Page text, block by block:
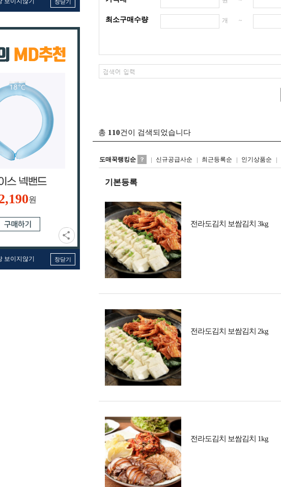
창닫기
원
보이지않기 창닫기
최소구매수량 개 ~
총 110건이 검색되었습니다
도매꾹랭킹순 신규공급사순 최근등록순 인기상품순
리스트형갤러리형
기본등록
전라도김치 보쌈김치 3kg
전라도김치 보쌈김치 2kg
전라도김치 보쌈김치 1kg